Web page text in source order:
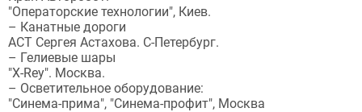
"Операторские технологии", Киев.
– Канатные дороги
АСТ Сергея Астахова. С-Петербург.
– Гелиевые шары
"X-Rey". Москва.
– Осветительное оборудование:
"Синема-прима", "Синема-профит", Москва